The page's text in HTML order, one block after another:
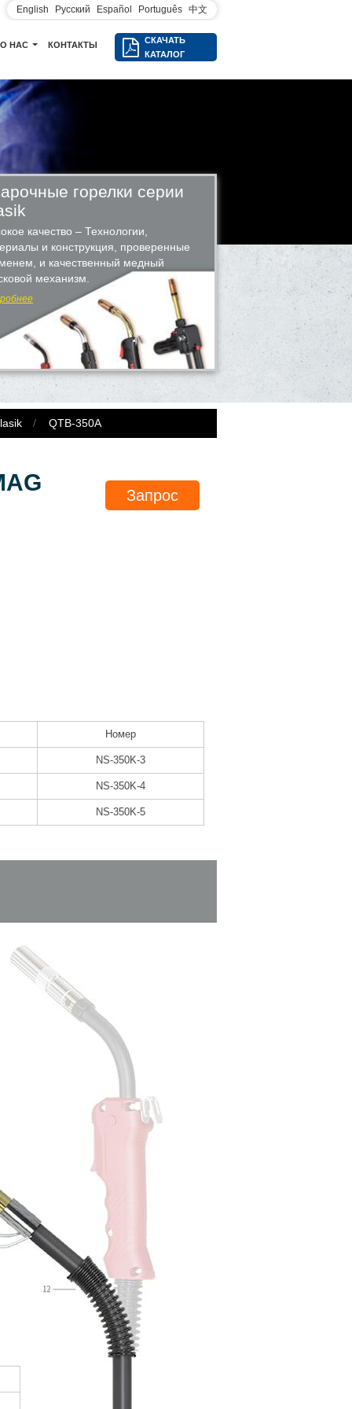
English Русский Español Português 中文
О НАС КОНТАКТЫ
СКАЧАТЬ
КАТАЛОГ
горелки серии
качество – Технологии,
и конструкция, проверенные
и качественный медный
механизм.
QTB-350A
Запрос
Номер
NS-350K-3
NS-350K-4
NS-350K-5